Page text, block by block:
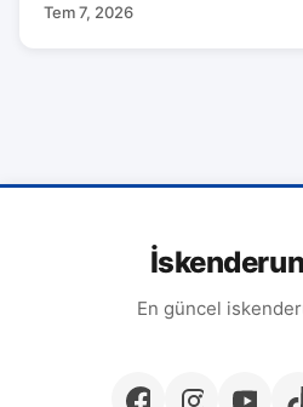
Tem 7, 2026
En güncel